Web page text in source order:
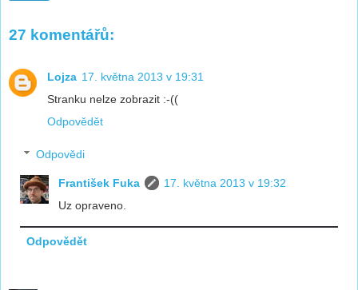
27 komentářů:
Lojza 17. května 2013 v 19:31
Stranku nelze zobrazit :-((
Odpovědět
Odpovědi
František Fuka
17. května 2013 v 19:32
Uz opraveno.
Odpovědět